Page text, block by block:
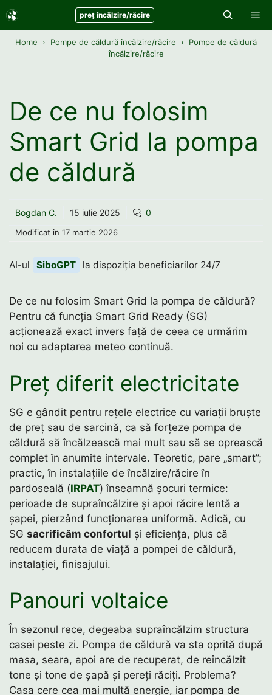
Sari
la
conținut
preț încălzire/răcire
Home Pompe de căldură încălzire/răcire
Pompe de căldură
încălzire/răcire
De ce nu folosim
Smart Grid la pompa
de căldură
Bogdan C. 15 iulie 2025 0
Modificat în 17 martie 2026
AI-ul SiboGPT la dispoziția beneficiarilor 24/7
De ce nu folosim Smart Grid la pompa de căldură?
Pentru că funcția Smart Grid Ready (SG)
acționează exact invers față de ceea ce urmărim
noi cu adaptarea meteo continuă.
Preț diferit electricitate
SG e gândit pentru rețele electrice cu variații bruște
de preț sau de sarcină, ca să forțeze pompa de
căldură să încălzească mai mult sau să se oprească
complet în anumite intervale. Teoretic, pare „smart”;
practic, în instalațiile de încălzire/răcire în
pardoseală (IRPAT) înseamnă șocuri termice:
perioade de supraîncălzire și apoi răcire lentă a
șapei, pierzând funcționarea uniformă. Adică, cu
SG sacrificăm confortul și eficiența, plus că
reducem durata de viață a pompei de căldură,
instalației, finisajului.
Panouri voltaice
În sezonul rece, degeaba supraîncălzim structura
casei peste zi. Pompa de căldură va sta oprită după
masa, seara, apoi are de recuperat, de reîncălzit
tone și tone de șapă și pereți răciți. Problema?
Casa cere cea mai multă energie, iar pompa de